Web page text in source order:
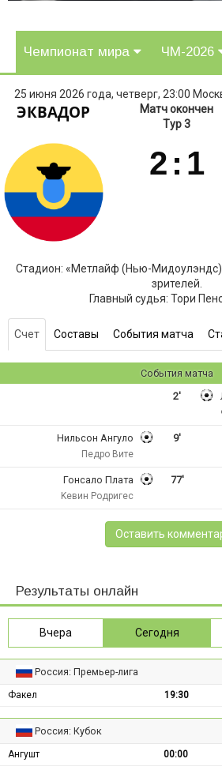
Чемпионат мира ЧМ-2026
25 июня 2026 года, четверг, 23:00
ЭКВАДОР
Матч окончен
Тур 3
2 : 1
Стадион: «Метлайф (Нью-
зрителей.
Главный судья: Тори
Счет Составы События матча
События матча
2'
9'
Нильсон Ангуло
Педро Вите
77'
Гонсало Плата
Kевин Родригес
Оставить
Результаты онлайн
Вчера Сегодня
Россия: Премьер-лига
Факел 19:30
Россия: Кубок
Ангушт 00:00